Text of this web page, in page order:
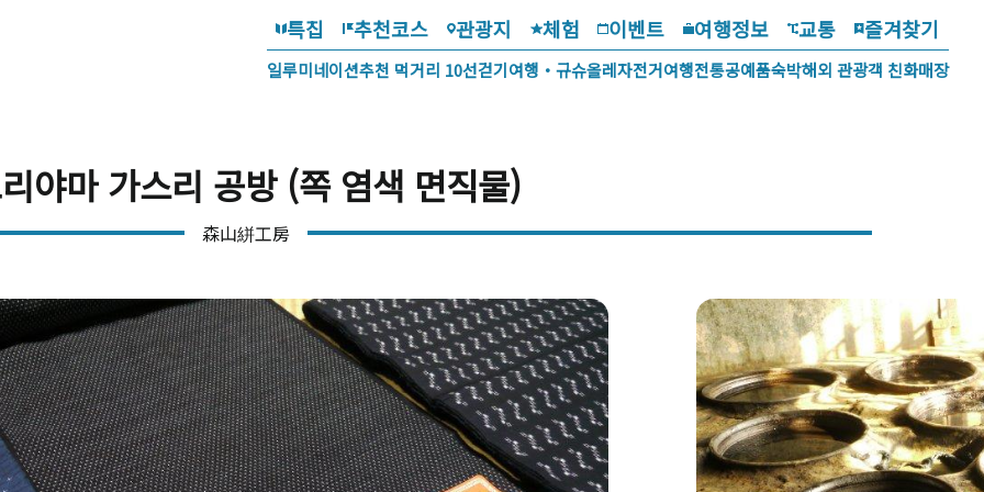
특집 추천코스 관광지 체험 이벤트 여행정보 교통 즐겨찾기
일루미네이션추천 먹거리 10선걷기여행・규슈올레자전거여행전통공예품숙박해외 관광객 친화매장
야마 가스리 공방 (쪽 염색 면직물)
森山絣工房